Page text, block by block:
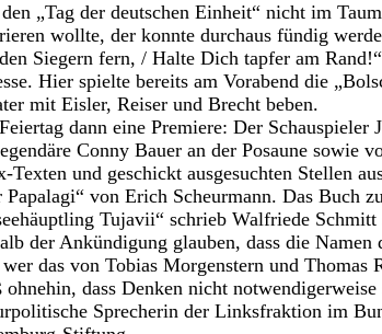
„Tag der deutschen Einheit“ nicht im
wollte, der konnte durchaus fündig
Siegern fern, / Halte Dich tapfer am
Hier spielte bereits am Vorabend die
mit Eisler, Reiser und Brecht beben.
dann eine Premiere: Der
Conny Bauer an der Posaune sowie
Texten und geschickt ausgesuchten Stellen
Papalagi“ von Erich Scheurmann. Das Buch
Tujavii“ schrieb Walfriede
der Ankündigung glauben, dass die
das von Tobias Morgenstern und Thomas
ohnehin, dass Denken nicht
Sprecherin der Linksfraktion im